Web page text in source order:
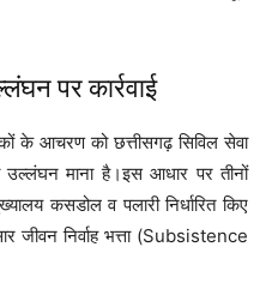
पर कार्रवाई
के आचरण को छत्तीसगढ़ सिविल सेवा
माना है।इस आधार पर तीनों
कसडोल व पलारी निर्धारित किए
जीवन निर्वाह भत्ता (Subsistence